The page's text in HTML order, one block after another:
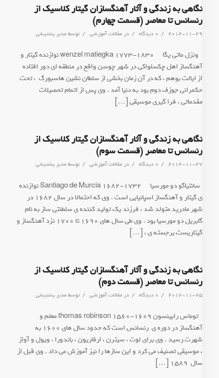
نگاهی به زندگی و آثار آهنگسا‍زان گیتار کلاسیک از
رنسانس تا معاصر (قسمت چهارم)
2012-11-29
/ 0 دیدگاه / در مقالات آموزشی / توسطمدیر پشتیبانی
* ونزل ماتی یگا wenzel matiegka 1773-1830 نوازنده گیتار و
آهنگساز اهل چکسلواکی در شهر چوسن واقع در منطقه ای دور افتاده
از ایالت بوهم ، که در آن زمان بخشی از سلطان نشین هاسبورگ ، تحت
حکمرانی جوزف دوم بود به دنیا آمد . وی پس از اتمام تحصیلات
مقدماتی ، فرا گیری موسیقی […]
نگاهی به زندگی و آثار آهنگسا‍زان گیتار کلاسیک از
رنسانس تا معاصر (قسمت سوم)
2012-11-27
/ 0 دیدگاه / در مقالات آموزشی / توسطمدیر پشتیبانی
*سانتیاگو دو مورسیا Santiago de Murcia 1682-1732 نوازنده
ی گیتار و آهنگساز اسپانیایی است . وی که احتمالا در سال 1682 در
شهر مادرید متولد شد ، فرزند یک تولید کننده ی سلطنتی ساز به نام
گابریل دو مورسیا بود . وی طی سال های 1690 تا 1700 نزد آهنگساز و
گیتاریست برجسته ی ، […]
نگاهی به زندگی و آثار آهنگسا‍زان گیتار کلاسیک از
رنسانس تا معاصر (قسمت دوم)
2012-11-25
/ 0 دیدگاه / در مقالات آموزشی / توسطمدیر پشتیبانی
* توماس رابینسون thomas robinson 1560-1609 معلم و
آهنگساز در دوره ی رنسانس است که حدود سال های 1600 به
شهرت رسید . وی برای لوت ، سیترن ، ارفاریون ، باندورا ، ویول و آواز
، موسیقی تصنیف می کرد و این سازها را نیز آموزش می داد . وی قبل از
سال 1589 […]